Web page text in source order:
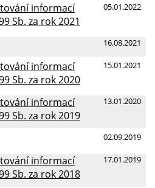
05.01.2022
informací
Sb. za rok 2021
16.08.2021
15.01.2021
informací
Sb. za rok 2020
13.01.2020
informací
Sb. za rok 2019
02.09.2019
17.01.2019
informací
Sb. za rok 2018